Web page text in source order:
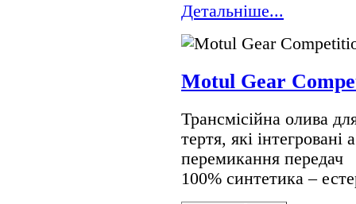
Детальнiше...
Motul Gear
Трансмісійна олива
тертя, які інтегровані
перемикання передач
100% синтетика –